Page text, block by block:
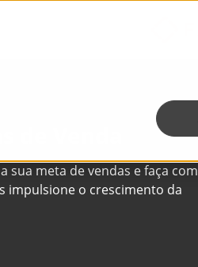
sua meta de vendas e faça com
impulsione o crescimento da